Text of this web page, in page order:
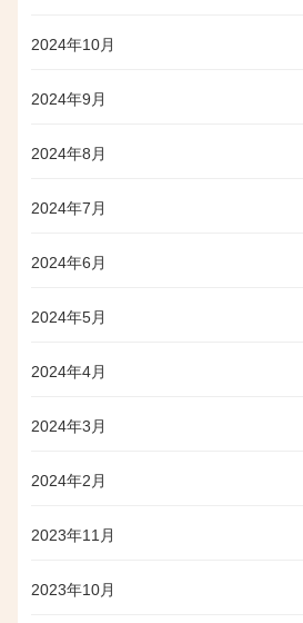
2024年10月
2024年9月
2024年8月
2024年7月
2024年6月
2024年5月
2024年4月
2024年3月
2024年2月
2023年11月
2023年10月